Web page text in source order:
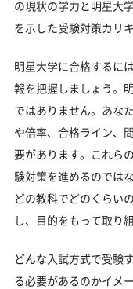
「明星大学に
受験勉強を始
る？
大学受験対策
のポイント
不登校・高卒
対応可能
浪人生、社会
策も実施
明星大学受験
の現状の学力と明星大
を示した受験対策カリ
明星大学に合格するに
報を把握しましょう。
ではありません。あな
や倍率、合格ライン、
要があります。これら
験対策を進めるのでは
どの教科でどのくらい
し、目的をもって取り
どんな入試方式で受験
る必要があるのかイメ